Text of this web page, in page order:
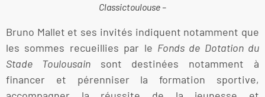
Classictoulouse –
Bruno Mallet et ses invités indiquent notamment que
les sommes recueillies par le Fonds de Dotation du
Stade Toulousainsont destinées notamment à
financer et pérenniser la formation sportive,